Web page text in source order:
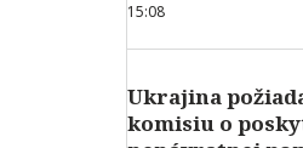
15:08
Ukrajina
komisiu o